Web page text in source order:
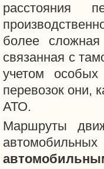
расстояния
более
связанная с
учетом
перевозок они,
АТО.
Маршруты